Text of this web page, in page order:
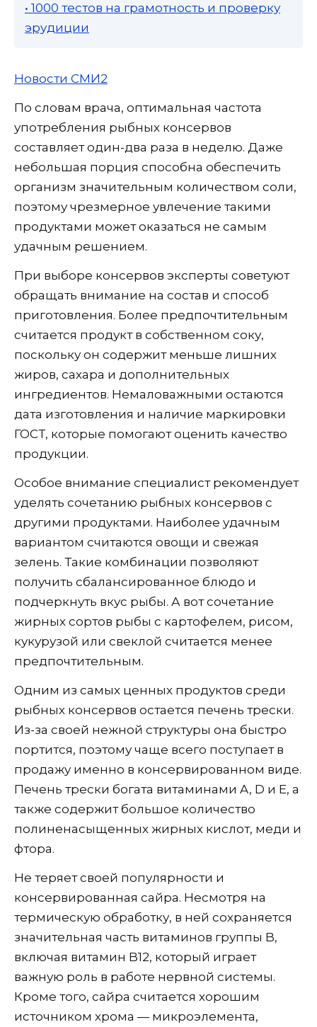
• 1000 тестов на грамотность и проверку
эрудиции
Новости СМИ2
По словам врача, оптимальная частота
употребления рыбных консервов
составляет один-два раза в неделю. Даже
небольшая порция способна обеспечить
организм значительным количеством соли,
поэтому чрезмерное увлечение такими
продуктами может оказаться не самым
удачным решением.
При выборе консервов эксперты советуют
обращать внимание на состав и способ
приготовления. Более предпочтительным
считается продукт в собственном соку,
поскольку он содержит меньше лишних
жиров, сахара и дополнительных
ингредиентов. Немаловажными остаются
дата изготовления и наличие маркировки
ГОСТ, которые помогают оценить качество
продукции.
Особое внимание специалист рекомендует
уделять сочетанию рыбных консервов с
другими продуктами. Наиболее удачным
вариантом считаются овощи и свежая
зелень. Такие комбинации позволяют
получить сбалансированное блюдо и
подчеркнуть вкус рыбы. А вот сочетание
жирных сортов рыбы с картофелем, рисом,
кукурузой или свеклой считается менее
предпочтительным.
Одним из самых ценных продуктов среди
рыбных консервов остается печень трески.
Из-за своей нежной структуры она быстро
портится, поэтому чаще всего поступает в
продажу именно в консервированном виде.
Печень трески богата витаминами A, D и E, а
также содержит большое количество
полиненасыщенных жирных кислот, меди и
фтора.
Не теряет своей популярности и
консервированная сайра. Несмотря на
термическую обработку, в ней сохраняется
значительная часть витаминов группы B,
включая витамин B12, который играет
важную роль в работе нервной системы.
Кроме того, сайра считается хорошим
источником хрома — микроэлемента,